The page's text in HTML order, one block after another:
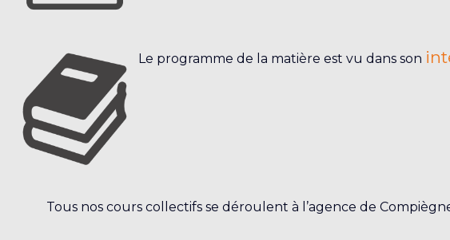
Le programme de la matière est vu dans son
Tous nos cours collectifs se déroulent à l’agence de